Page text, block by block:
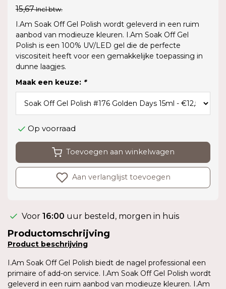
15,67Incl btw.
I.Am Soak Off Gel Polish wordt geleverd in een ruim
aanbod van modieuze kleuren. I.Am Soak Off Gel
Polish is een 100% UV/LED gel die de perfecte
viscositeit heeft voor een gemakkelijke toepassing in
dunne laagjes.
Maak een keuze: *
Op voorraad
Toevoegen aan winkelwagen
Aan verlanglijst toevoegen
Voor 16:00 uur besteld, morgen in huis
Productomschrijving
Product beschrijving
I.Am Soak Off Gel Polish biedt de nagel professional een
primaire of add-on service. I.Am Soak Off Gel Polish wordt
geleverd in een ruim aanbod van modieuze kleuren. I.Am